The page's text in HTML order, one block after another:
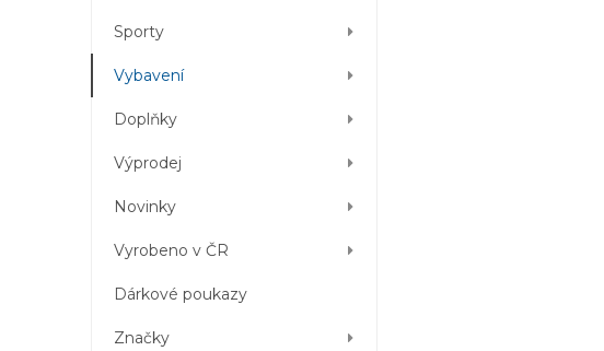
Sporty
Vybavení
Doplňky
Výprodej
Novinky
Vyrobeno v ČR
Dárkové poukazy
Značky